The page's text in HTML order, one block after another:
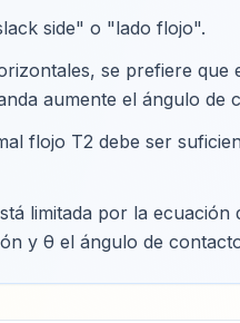
side" o "lado flojo".
se prefiere
aumente el ángulo
flojo T2 debe ser
limitada por la
y θ el ángulo de